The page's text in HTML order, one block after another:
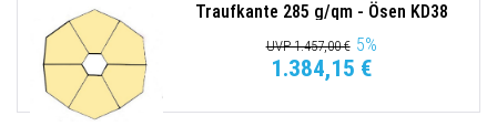
Traufkante 285 g/qm - Ösen KD38
Tortuga
UVP 1.457,00 € 5%
1.384,15 €